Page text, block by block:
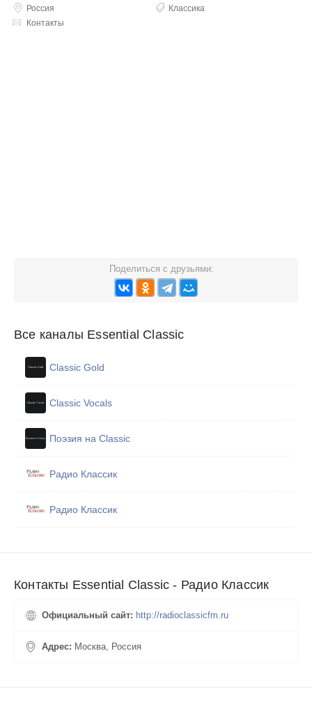
Россия
Классика
Контакты
Поделиться с друзьями:
Все каналы Essential Classic
Classic Gold
Classic Vocals
Поэзия на Classic
Радио Классик
Радио Классик
Контакты Essential Classic - Радио Классик
Официальный сайт: http://radioclassicfm.ru
Адрес: Москва, Россия